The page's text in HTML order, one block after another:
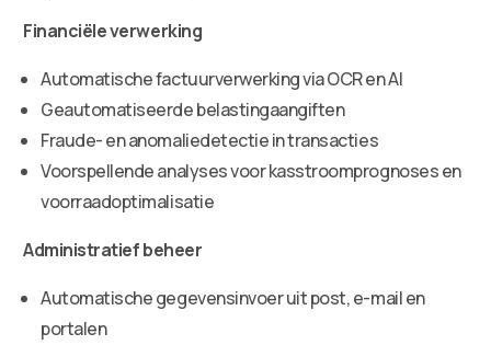
Financiële verwerking
Automatische factuurverwerking via OCR en AI
Geautomatiseerde belastingaangiften
Fraude- en anomaliedetectie in transacties
Voorspellende analyses voor kasstroomprognoses en
voorraadoptimalisatie
Administratief beheer
Automatische gegevensinvoer uit post, e-mail en
portalen